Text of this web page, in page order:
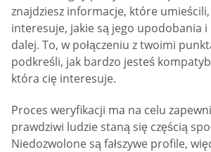
znajdziesz informacje, które umieścili,
interesuje, jakie są jego upodobania i
dalej. To, w połączeniu z twoimi
podkreśli, jak bardzo jesteś
która cię interesuje.
Proces weryfikacji ma na celu
prawdziwi ludzie staną się częścią
Niedozwolone są fałszywe profile,